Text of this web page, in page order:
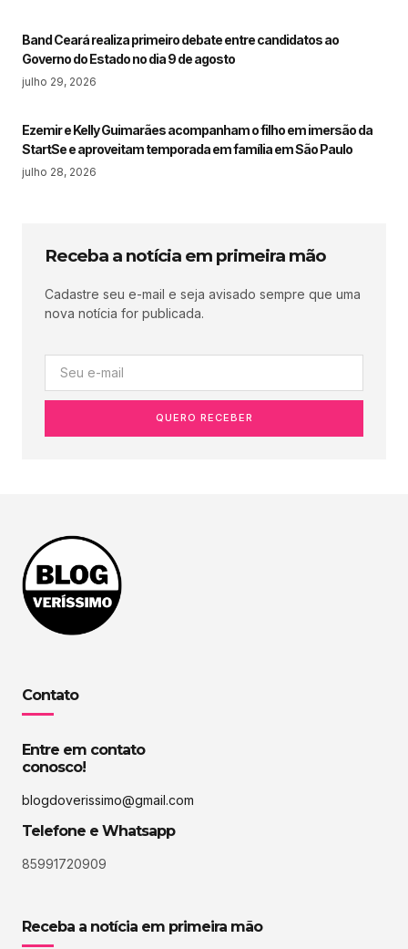
Band Ceará realiza primeiro debate entre candidatos ao
Governo do Estado no dia 9 de agosto
julho 29, 2026
Ezemir e Kelly Guimarães acompanham o filho em imersão da
StartSe e aproveitam temporada em família em São Paulo
julho 28, 2026
Receba a notícia em primeira mão
Cadastre seu e-mail e seja avisado sempre que uma
nova notícia for publicada.
QUERO RECEBER
Contato
Entre em contato
conosco!
blogdoverissimo@gmail.com
Telefone e Whatsapp
85991720909
Receba a notícia em primeira mão